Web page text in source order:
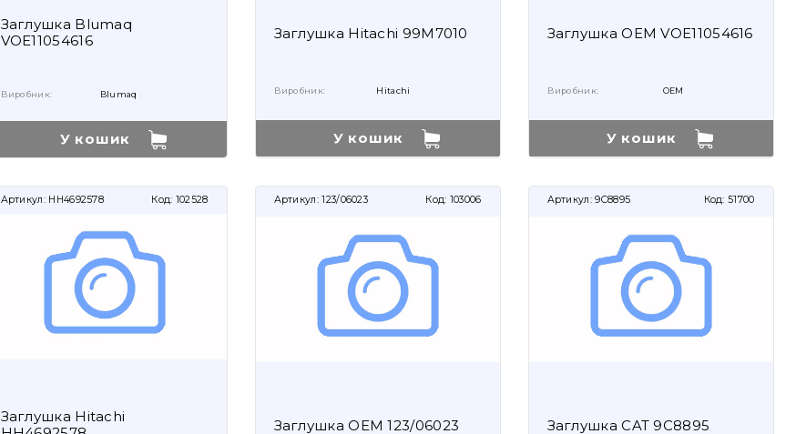
Заглушка Blumaq
VOE11054616
Виробник: Blumaq
У кошик
Заглушка Hitachi 99M7010
Виробник: Hitachi
У кошик
Заглушка OEM VOE11054616
Виробник: OEM
У кошик
Артикул: HH4692578 Код: 102528
Заглушка Hitachi
Артикул: 123/06023 Код: 103006
Заглушка OEM 123/06023
Артикул: 9C8895 Код: 51700
Заглушка CAT 9C8895